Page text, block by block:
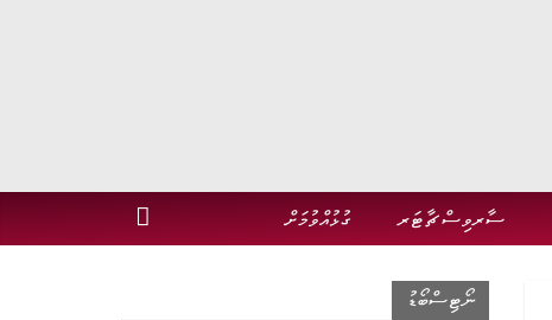
ސާރވިސް ޗާޓަރ ގުޅުއްވުމަށް
ނޯޓިސްބޯޑު